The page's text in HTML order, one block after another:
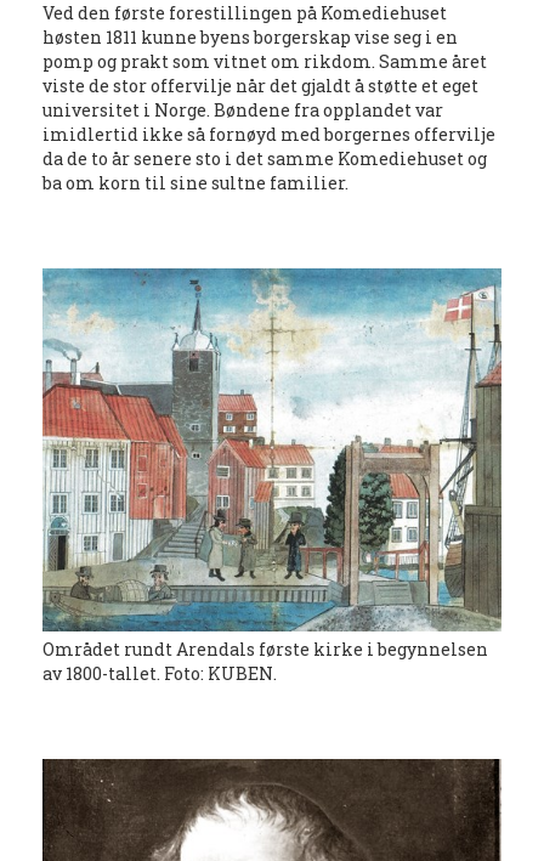
Ved den første forestillingen på Komediehuset
høsten 1811 kunne byens borgerskap vise seg i en
pomp og prakt som vitnet om rikdom. Samme året
viste de stor offervilje når det gjaldt å støtte et eget
universitet i Norge. Bøndene fra opplandet var
imidlertid ikke så fornøyd med borgernes offervilje
da de to år senere sto i det samme Komediehuset og
ba om korn til sine sultne familier.
Området rundt Arendals første kirke i begynnelsen
av 1800-tallet. Foto: KUBEN.